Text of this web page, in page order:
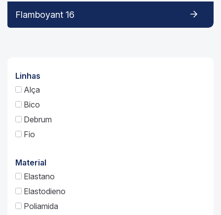
Flamboyant 16
Linhas
Alça
Bico
Debrum
Fio
Material
Elastano
Elastodieno
Poliamida